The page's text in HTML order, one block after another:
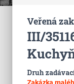
Veřená
III/
Druh